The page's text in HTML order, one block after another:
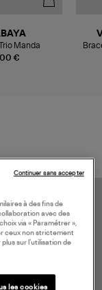
€
Manda
à des fins de
avec des
via « Paramétrer »,
ceux non strictement
sur l’utilisation de
les cookies
Continuer sans accepter